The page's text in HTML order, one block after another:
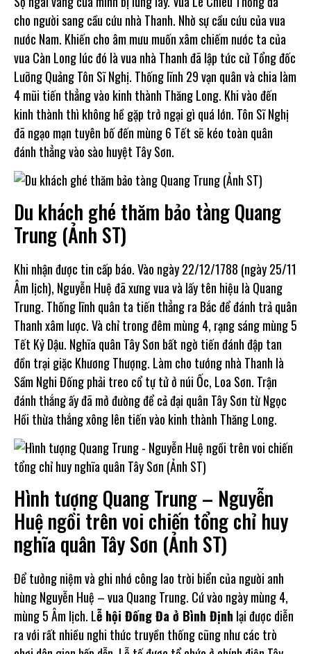
cho người sang cầu cứu nhà Thanh. Nhờ sự cầu cứu của vua
nước Nam. Khiến cho âm mưu muốn xâm chiếm nước ta của
vua Càn Long lúc đó là vua nhà Thanh đã lập tức cử Tổng đốc
Lưỡng Quảng Tôn Sĩ Nghị. Thống lĩnh 29 vạn quân và chia làm
4 mũi tiến thẳng vào kinh thành Thăng Long. Khi vào đến
kinh thành thì không hề gặp trở ngại gì quá lớn. Tôn Sĩ Nghị
đã ngạo mạn tuyên bố đến mùng 6 Tết sẽ kéo toàn quân
đánh thẳng vào sào huyệt Tây Sơn.
Du khách ghé thăm bảo tàng Quang
Trung (Ảnh ST)
Khi nhận được tin cấp báo. Vào ngày 22/12/1788 (ngày 25/11
Âm lịch), Nguyễn Huệ đã xưng vua và lấy tên hiệu là Quang
Trung. Thống lĩnh quân ta tiến thẳng ra Bắc để đánh trả quân
Thanh xâm lược. Và chỉ trong đêm mùng 4, rạng sáng mùng 5
Tết Kỷ Dậu. Nghĩa quân Tây Sơn bất ngờ tiến đánh đập tan
đồn trại giặc Khương Thượng. Làm cho tướng nhà Thanh là
Sầm Nghi Đống phải treo cổ tự tử ở núi Ốc, Loa Sơn. Trận
đánh thắng ấy đã mở đường để cả đại quân Tây Sơn từ Ngọc
Hồi thừa thắng xông lên tiến vào kinh thành Thăng Long.
Hình tượng Quang Trung – Nguyễn
Huệ ngồi trên voi chiến tổng chỉ huy
nghĩa quân Tây Sơn (Ảnh ST)
Để tưởng niệm và ghi nhớ công lao trời biển của người anh
hùng Nguyễn Huệ – vua Quang Trung. Cứ vào ngày mùng 4,
mùng 5 Âm lịch. Lễ hội Đống Đa ở Bình Định lại được diễn
ra với rất nhiều nghi thức truyền thống cũng như các trò